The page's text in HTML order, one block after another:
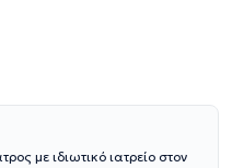
με ιδιωτικό ιατρείο στον